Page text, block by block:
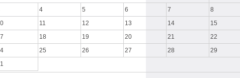
4 5 6 7
8
11 12 13 14
15
18 19 20 21
22
25 26 27 28
29